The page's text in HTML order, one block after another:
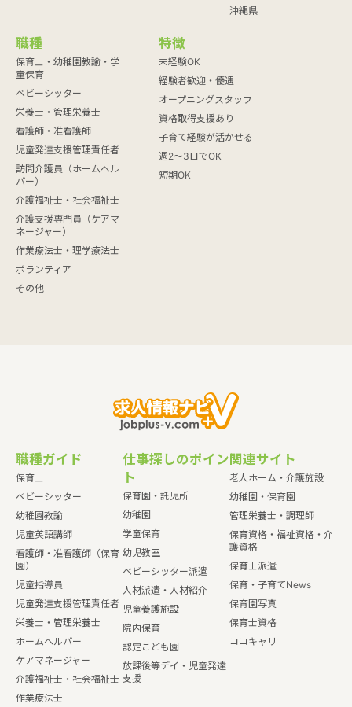
沖縄県
職種
保育士・幼稚園教諭・学
童保育
ベビーシッター
栄養士・管理栄養士
看護師・准看護師
児童発達支援管理責任者
訪問介護員（ホームヘル
パー）
介護福祉士・社会福祉士
介護支援専門員（ケアマ
ネージャー）
作業療法士・理学療法士
ボランティア
その他
特徴
未経験OK
経験者歓迎・優遇
オープニングスタッフ
資格取得支援あり
子育て経験が活かせる
週2～3日でOK
短期OK
職種ガイド
保育士
ベビーシッター
幼稚園教諭
児童英語講師
看護師・准看護師（保育
園）
児童指導員
児童発達支援管理責任者
栄養士・管理栄養士
ホームヘルパー
ケアマネージャー
介護福祉士・社会福祉士
作業療法士
仕事探しのポイン
ト
保育園・託児所
幼稚園
学童保育
幼児教室
ベビーシッター派遣
人材派遣・人材紹介
児童養護施設
院内保育
認定こども園
放課後等デイ・児童発達
支援
関連サイト
老人ホーム・介護施設
幼稚園・保育園
管理栄養士・調理師
保育資格・福祉資格・介
護資格
保育士派遣
保育・子育てNews
保育園写真
保育士資格
ココキャリ